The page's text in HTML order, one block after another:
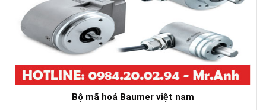
Bộ mã hoá Baumer việt nam